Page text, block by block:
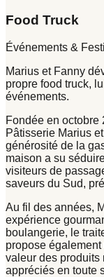
Food Truck
Événements &
Marius et Fanny
propre food truck,
événements.
Fondée en octobre
Pâtisserie Marius
générosité de la
maison a su
visiteurs de
saveurs du Sud,
Au fil des années,
expérience
boulangerie, le
propose
valeur des produits
appréciés en toute